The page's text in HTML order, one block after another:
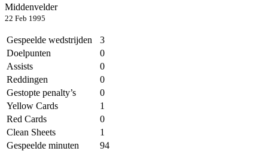
Middenvelder
22 Feb 1995
Gespeelde wedstrijden
3
Doelpunten
0
Assists
0
Reddingen
0
Gestopte penalty’s
0
Yellow Cards
1
Red Cards
0
Clean Sheets
1
Gespeelde minuten
94